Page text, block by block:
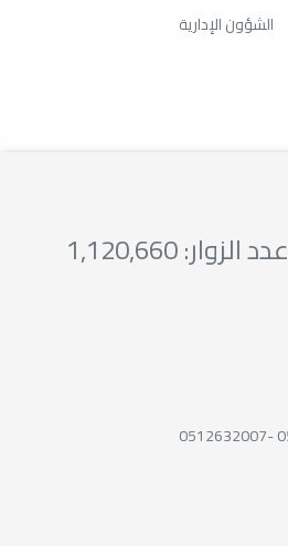
الشؤون الإدارية
عدد الزوار: 1,120,660